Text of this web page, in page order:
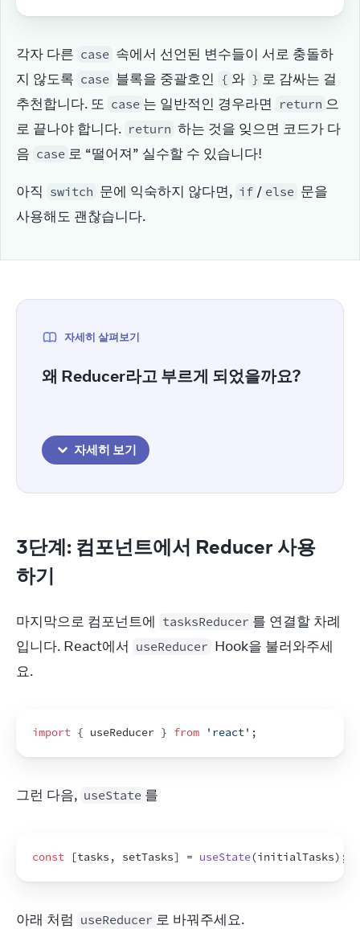
각자 다른 case 속에서 선언된 변수들이 서로 충돌하
지 않도록 case 블록을 중괄호인 { 와 } 로 감싸는 걸
추천합니다. 또 case 는 일반적인 경우라면 return 으
로 끝나야 합니다. return 하는 것을 잊으면 코드가 다
음 case 로 “떨어져” 실수할 수 있습니다!
아직 switch 문에 익숙하지 않다면, if / else 문을
사용해도 괜찮습니다.
자세히 살펴보기
왜 Reducer라고 부르게 되었을까요?
자세히 보기
3단계: 컴포넌트에서 Reducer 사용
하기
마지막으로 컴포넌트에 tasksReducer 를 연결할 차례
입니다. React에서 useReducer Hook을 불러와주세
요.
import { useReducer } from 'react' ;
그런 다음, useState 를
const [tasks , setTasks] = useState(initialTasks) ;
아래 처럼 useReducer 로 바꿔주세요.